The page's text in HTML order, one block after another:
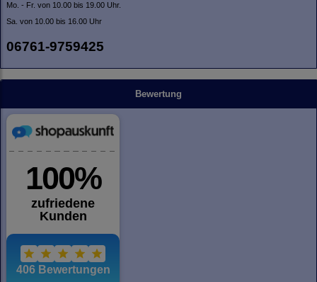
Mo. - Fr. von 10.00 bis 19.00 Uhr.
Sa. von 10.00 bis 16.00 Uhr
06761-9759425
Bewertung